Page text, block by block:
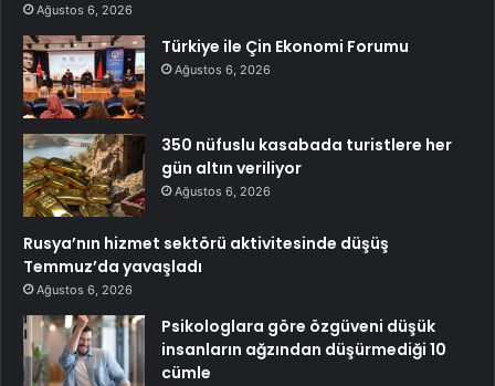
Ağustos 6, 2026
Türkiye ile Çin Ekonomi Forumu
Ağustos 6, 2026
350 nüfuslu kasabada turistlere her
gün altın veriliyor
Ağustos 6, 2026
Rusya’nın hizmet sektörü aktivitesinde düşüş
Temmuz’da yavaşladı
Ağustos 6, 2026
Psikologlara göre özgüveni düşük
insanların ağzından düşürmediği 10
cümle